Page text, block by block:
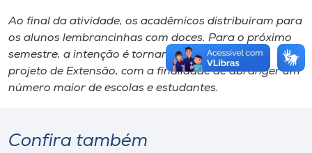
Ao final da atividade, os acadêmicos distribuíram para
os alunos lembrancinhas com doces. Para o próximo
semestre, a intenção é tornar essa atividade um
projeto de Extensão, com a finalidade de abranger um
número maior de escolas e estudantes.
Confira também